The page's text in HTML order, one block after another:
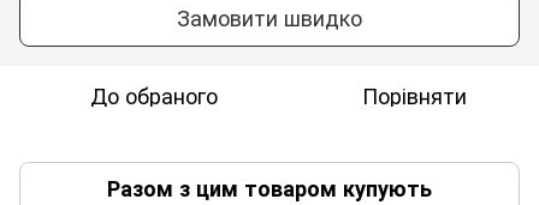
Замовити швидко
До обраного Порівняти
Разом з цим товаром купують